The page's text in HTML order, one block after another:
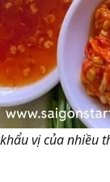
vị của nhiều